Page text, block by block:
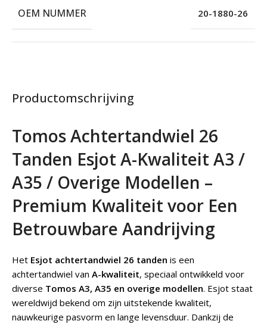
Productomschrijving
Tomos Achtertandwiel 26
Tanden Esjot A-Kwaliteit A3 /
A35 / Overige Modellen –
Premium Kwaliteit voor Een
Betrouwbare Aandrijving
Het Esjot achtertandwiel 26 tanden is een
achtertandwiel van A-kwaliteit, speciaal ontwikkeld voor
diverse Tomos A3, A35 en overige modellen. Esjot staat
wereldwijd bekend om zijn uitstekende kwaliteit,
nauwkeurige pasvorm en lange levensduur. Dankzij de
OEM NUMMER 20-1880-26